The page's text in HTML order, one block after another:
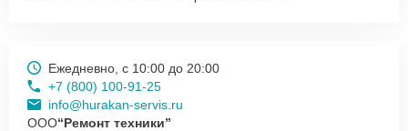
Ежедневно, с 10:00 до 20:00
+7 (800) 100-91-25
info@hurakan-servis.ru
ООО“Ремонт техники”